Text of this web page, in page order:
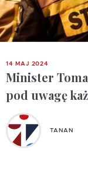
14 MAJ 2024
Minister
pod uwagę
TANAN